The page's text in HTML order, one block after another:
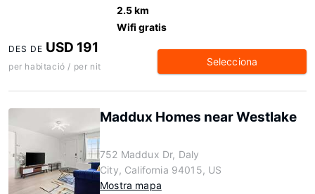
2.5 km
Wifi gratis
DES DE USD 191
per habitació / per nit Selecciona
Maddux Homes near Westlake
752 Maddux Dr, Daly
City, California 94015, US
Mostra mapa